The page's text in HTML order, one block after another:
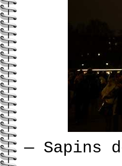
—Sapins